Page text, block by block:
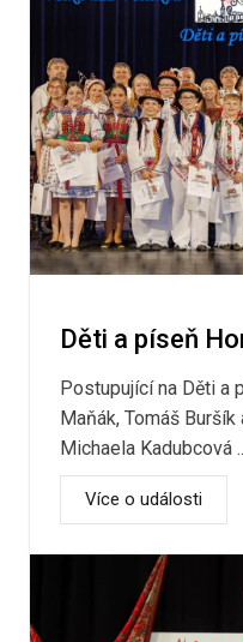
Děti a píseň
Postupující na Děti a
Maňák, Tomáš
Michaela Kadubcová
Více o události